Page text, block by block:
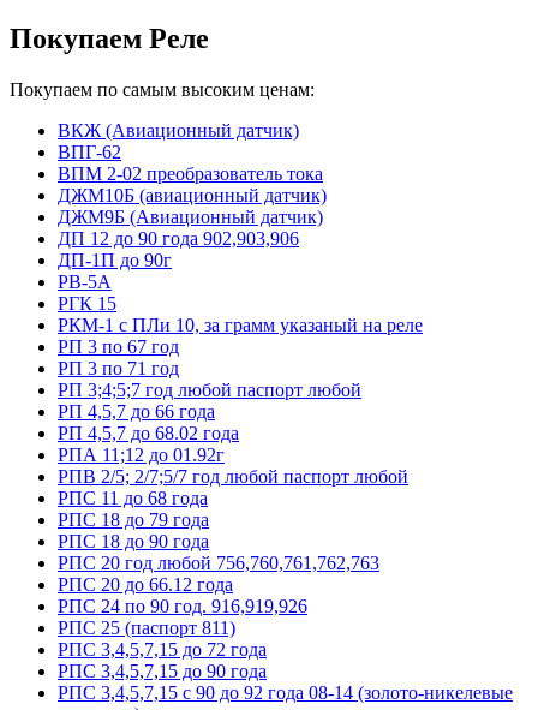
Покупаем Реле
Покупаем по самым высоким ценам:
ВКЖ (Авиационный датчик)
ВПГ-62
ВПМ 2-02 преобразователь тока
ДЖМ10Б (авиационный датчик)
ДЖМ9Б (Авиационный датчик)
ДП 12 до 90 года 902,903,906
ДП-1П до 90г
РВ-5А
РГК 15
РКМ-1 с ПЛи 10, за грамм указаный на реле
РП 3 по 67 год
РП 3 по 71 год
РП 3;4;5;7 год любой паспорт любой
РП 4,5,7 до 66 года
РП 4,5,7 до 68.02 года
РПА 11;12 до 01.92г
РПВ 2/5; 2/7;5/7 год любой паспорт любой
РПС 11 до 68 года
РПС 18 до 79 года
РПС 18 до 90 года
РПС 20 год любой 756,760,761,762,763
РПС 20 до 66.12 года
РПС 24 по 90 год. 916,919,926
РПС 25 (паспорт 811)
РПС 3,4,5,7,15 до 72 года
РПС 3,4,5,7,15 до 90 года
РПС 3,4,5,7,15 с 90 до 92 года 08-14 (золото-никелевые